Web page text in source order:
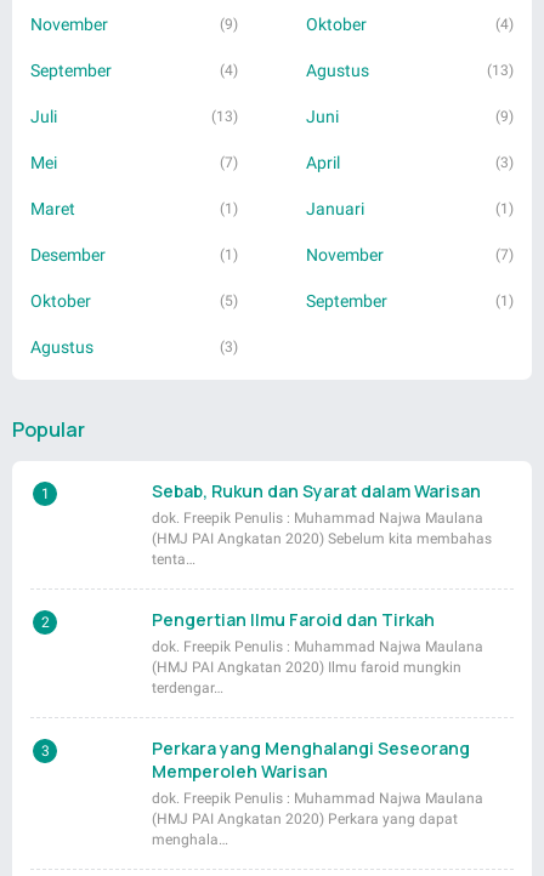
November (9) Oktober (4)
September (4) Agustus (13)
Juli (13) Juni (9)
Mei (7) April (3)
Maret (1) Januari (1)
Desember (1) November (7)
Oktober (5) September (1)
Agustus (3)
Popular
Sebab, Rukun dan Syarat dalam Warisan
dok. Freepik Penulis : Muhammad Najwa Maulana
(HMJ PAI Angkatan 2020) Sebelum kita membahas
tenta…
Pengertian Ilmu Faroid dan Tirkah
dok. Freepik Penulis : Muhammad Najwa Maulana
(HMJ PAI Angkatan 2020) Ilmu faroid mungkin
terdengar…
Perkara yang Menghalangi Seseorang
Memperoleh Warisan
dok. Freepik Penulis : Muhammad Najwa Maulana
(HMJ PAI Angkatan 2020) Perkara yang dapat
menghala…